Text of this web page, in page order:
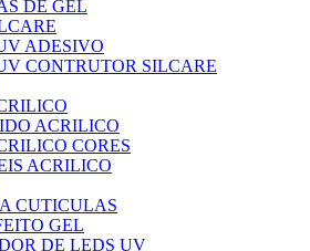
DE GEL
ADESIVO
CONTRUTOR SILCARE
ACRILICO
CORES
ACRILICO
CUTICULAS
GEL
DE LEDS UV